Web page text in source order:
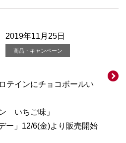
2019年11月25日
商品・キャンペーン
テインにチョコボールい
いちご味」
ー」12/6(金)より販売開始